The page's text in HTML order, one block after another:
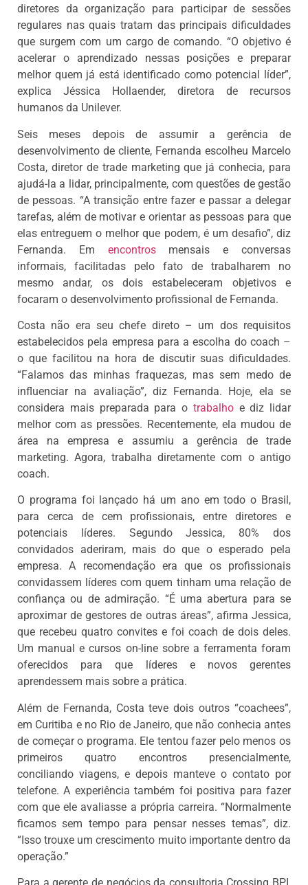
diretores da organização para participar de sessões
regulares nas quais tratam das principais dificuldades
que surgem com um cargo de comando. “O objetivo é
acelerar o aprendizado nessas posições e preparar
melhor quem já está identificado como potencial líder”,
explica Jéssica Hollaender, diretora de recursos
humanos da Unilever.
Seis meses depois de assumir a gerência de
desenvolvimento de cliente, Fernanda escolheu Marcelo
Costa, diretor de trade marketing que já conhecia, para
ajudá-la a lidar, principalmente, com questões de gestão
de pessoas. “A transição entre fazer e passar a delegar
tarefas, além de motivar e orientar as pessoas para que
elas entreguem o melhor que podem, é um desafio”, diz
Fernanda. Em encontrosmensais e conversas
informais, facilitadas pelo fato de trabalharem no
mesmo andar, os dois estabeleceram objetivos e
focaram o desenvolvimento profissional de Fernanda.
Costa não era seu chefe direto – um dos requisitos
estabelecidos pela empresa para a escolha do coach –
o que facilitou na hora de discutir suas dificuldades.
“Falamos das minhas fraquezas, mas sem medo de
influenciar na avaliação”, diz Fernanda. Hoje, ela se
considera mais preparada para o trabalhoe diz lidar
melhor com as pressões. Recentemente, ela mudou de
área na empresa e assumiu a gerência de trade
marketing. Agora, trabalha diretamente com o antigo
coach.
O programa foi lançado há um ano em todo o Brasil,
para cerca de cem profissionais, entre diretores e
potenciais líderes. Segundo Jessica, 80% dos
convidados aderiram, mais do que o esperado pela
empresa. A recomendação era que os profissionais
convidassem líderes com quem tinham uma relação de
confiança ou de admiração. “É uma abertura para se
aproximar de gestores de outras áreas”, afirma Jessica,
que recebeu quatro convites e foi coach de dois deles.
Um manual e cursos on-line sobre a ferramenta foram
oferecidos para que líderes e novos gerentes
aprendessem mais sobre a prática.
Além de Fernanda, Costa teve dois outros “coachees”,
em Curitiba e no Rio de Janeiro, que não conhecia antes
de começar o programa. Ele tentou fazer pelo menos os
primeiros quatro encontros presencialmente,
conciliando viagens, e depois manteve o contato por
telefone. A experiência também foi positiva para fazer
com que ele avaliasse a própria carreira. “Normalmente
ficamos sem tempo para pensar nesses temas”, diz.
“Isso trouxe um crescimento muito importante dentro da
operação.”